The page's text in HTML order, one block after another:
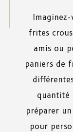
frites
amis ou
paniers de
quantité
préparer
pour